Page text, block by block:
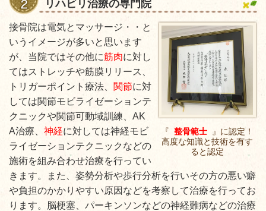
リハビリ治療の専門院
『整骨範士 』に認定！
高度な知識と技術を有す
ると認定
接骨院は電気とマッサージ・・と
いうイメージが多いと思います
が、当院ではその他に筋肉に対し
てはストレッチや筋膜リリース、
トリガーポイント療法、 関節に対
しては関節モビライゼーションテ
クニックや関節可動域訓練、AK
A治療、 神経に対しては神経モビ
ライゼーションテクニックなどの
施術を組み合わせ治療を行ってい
きます。また、姿勢分析や歩行分析を行いその方の悪い癖
や負担のかかりやすい原因などを考察して治療を行ってお
ります。脳梗塞、パーキンソンなどの神経難病などの治療